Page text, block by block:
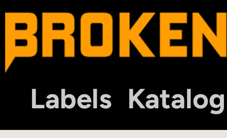
Labels Katalog